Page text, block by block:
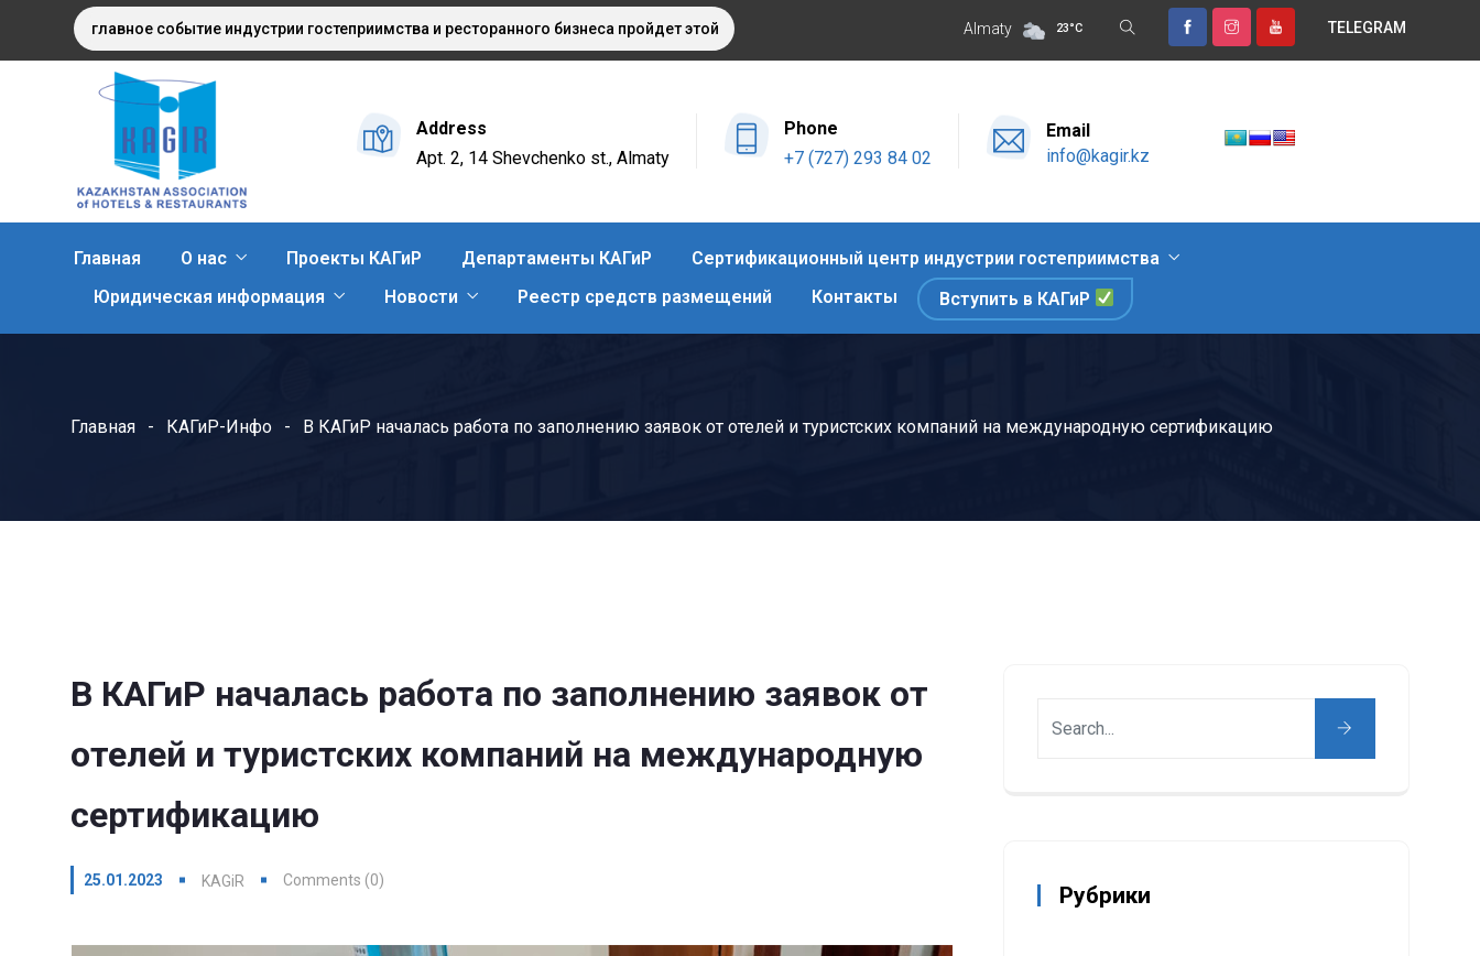
2025: главное событие индустрии гостеприимства и ресторанного бизнеса пройдет этой осенью в Алматы Оздоровительный отдых, знакомство с природными достопримечательностями
Almaty 23°C TELEGRAM
Address
Apt. 2, 14 Shevchenko st., Almaty
Phone
+7 (727) 293 84 02
Email
info@kagir.kz
Главная О нас Проекты КАГиР Департаменты КАГиР
Сертификационный центр индустрии гостеприимства
Юридическая информация
Новости Реестр средств размещений Контакты Вступить в КАГиР
Главная КАГиР-Инфо В КАГиР началась работа по заполнению заявок от отелей и туристских компаний на международную сертификацию
В КАГиР началась работа по заполнению заявок от
отелей и туристских компаний на международную
сертификацию
25.01.2023 KAGiR Comments (0)
Рубрики